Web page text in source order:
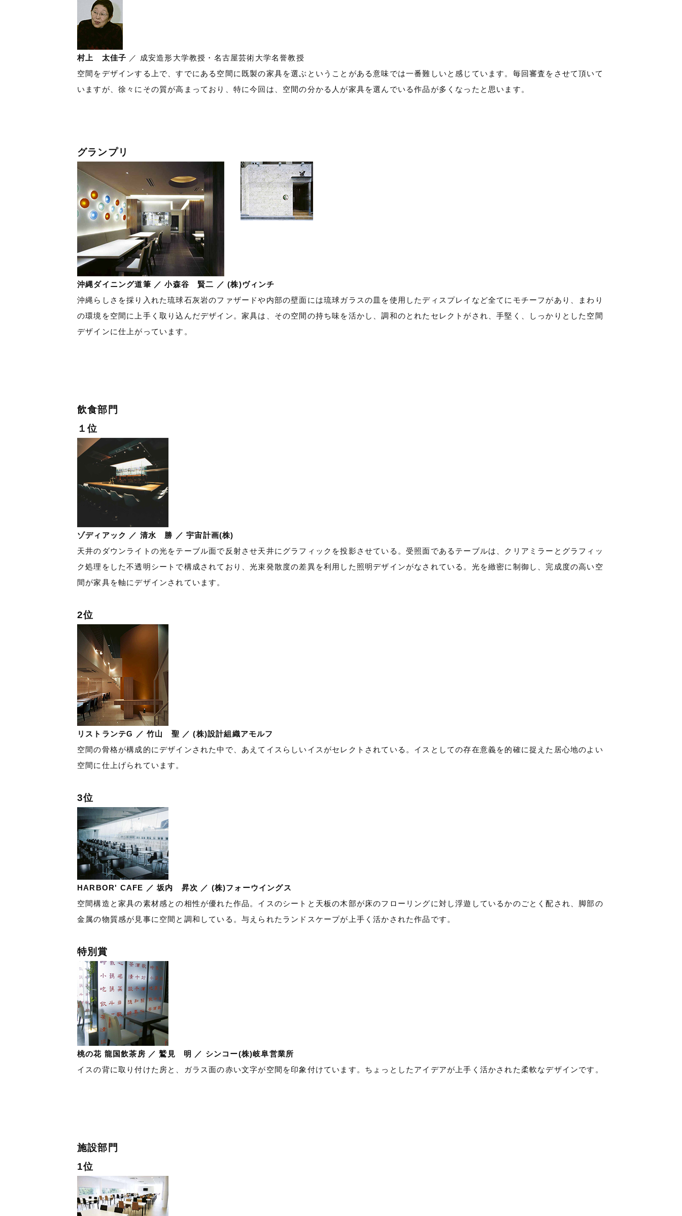
村上 太佳子 ／ 成安造形大学教授・名古屋芸術大学名誉教授
空間をデザインする上で、すでにある空間に既製の家具を選ぶということがある意味では一番難しいと感じています。毎回審査をさせて頂いて
いますが、徐々にその質が高まっており、特に今回は、空間の分かる人が家具を選んでいる作品が多くなったと思います。
グランプリ
沖縄ダイニング道筆 ／ 小森谷 賢二 ／ (株)ヴィンチ
沖縄らしさを採り入れた琉球石灰岩のファザードや内部の壁面には琉球ガラスの皿を使用したディスプレイなど全てにモチーフがあり、まわり
の環境を空間に上手く取り込んだデザイン。家具は、その空間の持ち味を活かし、調和のとれたセレクトがされ、手堅く、しっかりとした空間
デザインに仕上がっています。
飲食部門
１位
ゾディアック ／ 清水 勝 ／ 宇宙計画(株)
天井のダウンライトの光をテーブル面で反射させ天井にグラフィックを投影させている。受照面であるテーブルは、クリアミラーとグラフィッ
ク処理をした不透明シートで構成されており、光束発散度の差異を利用した照明デザインがなされている。光を緻密に制御し、完成度の高い空
間が家具を軸にデザインされています。
2位
リストランテG ／ 竹山 聖 ／ (株)設計組織アモルフ
空間の骨格が構成的にデザインされた中で、あえてイスらしいイスがセレクトされている。イスとしての存在意義を的確に捉えた居心地のよい
空間に仕上げられています。
3位
HARBOR' CAFE ／ 坂内 昇次 ／ (株)フォーウイングス
空間構造と家具の素材感との相性が優れた作品。イスのシートと天板の木部が床のフローリングに対し浮遊しているかのごとく配され、脚部の
金属の物質感が見事に空間と調和している。与えられたランドスケープが上手く活かされた作品です。
特別賞
桃の花 龍国飲茶房 ／ 鷲見 明 ／ シンコー(株)岐阜営業所
イスの背に取り付けた房と、ガラス面の赤い文字が空間を印象付けています。ちょっとしたアイデアが上手く活かされた柔軟なデザインです。
施設部門
1位